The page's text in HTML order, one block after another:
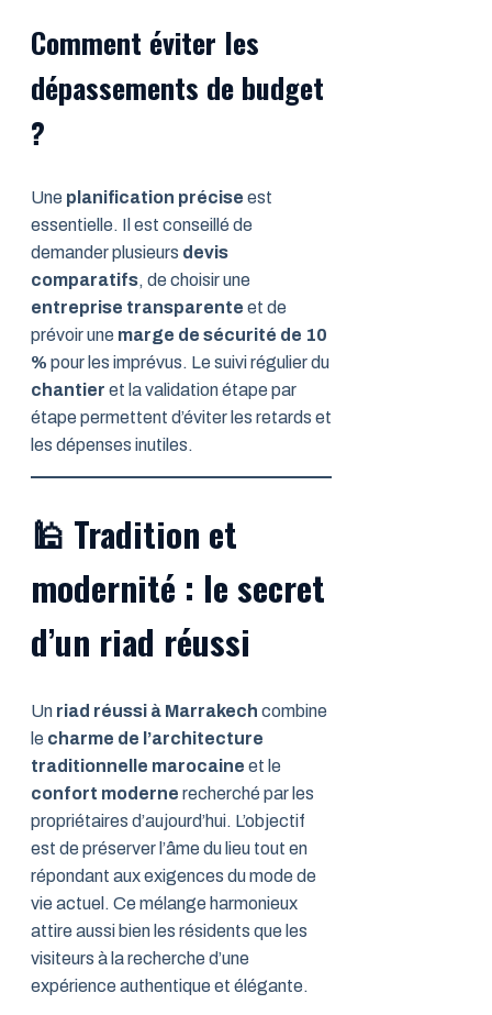
Comment éviter les
dépassements de budget
?
Une planification précise est
essentielle. Il est conseillé de
demander plusieurs devis
comparatifs, de choisir une
entreprise transparente et de
prévoir une marge de sécurité de 10
% pour les imprévus. Le suivi régulier du
chantier et la validation étape par
étape permettent d’éviter les retards et
les dépenses inutiles.
🕌 Tradition et
modernité : le secret
d’un riad réussi
Un riad réussi à Marrakech combine
le charme de l’architecture
traditionnelle marocaine et le
confort moderne recherché par les
propriétaires d’aujourd’hui. L’objectif
est de préserver l’âme du lieu tout en
répondant aux exigences du mode de
vie actuel. Ce mélange harmonieux
attire aussi bien les résidents que les
visiteurs à la recherche d’une
expérience authentique et élégante.